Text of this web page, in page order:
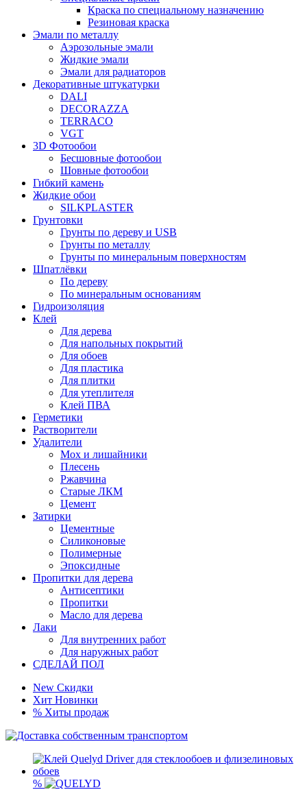
Краска по специальному назначению
Резиновая краска
Эмали по металлу
Аэрозольные эмали
Жидкие эмали
Эмали для радиаторов
Декоративные штукатурки
DALI
DECORAZZA
TERRACO
VGT
3D Фотообои
Бесшовные фотообои
Шовные фотообои
Гибкий камень
Жидкие обои
SILKPLASTER
Грунтовки
Грунты по дереву и USB
Грунты по металлу
Грунты по минеральным поверхностям
Шпатлёвки
По дереву
По минеральным основаниям
Гидроизоляция
Клей
Для дерева
Для напольных покрытий
Для обоев
Для пластика
Для плитки
Для утеплителя
Клей ПВА
Герметики
Растворители
Удалители
Мох и лишайники
Плесень
Ржавчина
Старые ЛКМ
Цемент
Затирки
Цементные
Силиконовые
Полимерные
Эпоксидные
Пропитки для дерева
Антисептики
Пропитки
Масло для дерева
Лаки
Для внутренних работ
Для наружных работ
СДЕЛАЙ ПОЛ
New Скидки
Хит Новинки
% Хиты продаж
%